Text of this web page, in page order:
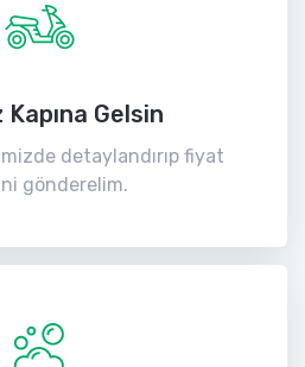
Gelsin
detaylandırıp fiyat
gönderelim.